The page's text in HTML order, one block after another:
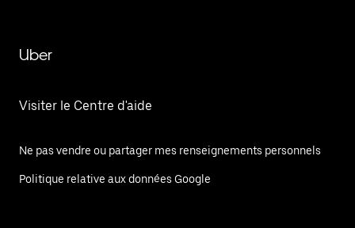
Uber
Visiter le Centre d'aide
Ne pas vendre ou partager mes renseignements personnels
Politique relative aux données Google